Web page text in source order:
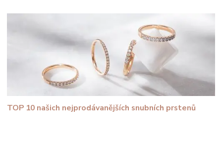
TOP 10 našich nejprodávanějších snubních prstenů